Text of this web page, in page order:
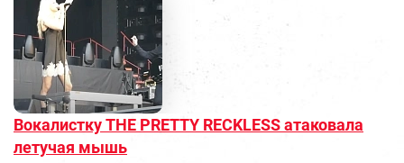
Вокалистку THE PRETTY RECKLESS атаковала
летучая мышь